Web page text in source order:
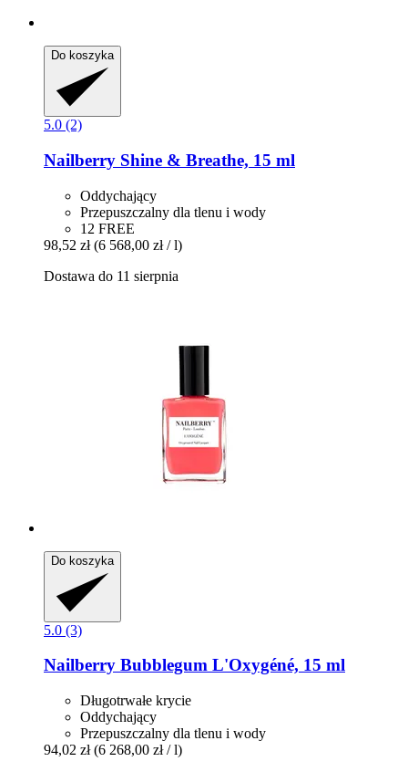
Do koszyka
5.0 (2)
Nailberry Shine & Breathe, 15 ml
Oddychający
Przepuszczalny dla tlenu i wody
12 FREE
98,52 zł (6 568,00 zł / l)
Dostawa do 11 sierpnia
Do koszyka
5.0 (3)
Nailberry Bubblegum L'Oxygéné, 15 ml
Długotrwałe krycie
Oddychający
Przepuszczalny dla tlenu i wody
94,02 zł (6 268,00 zł / l)